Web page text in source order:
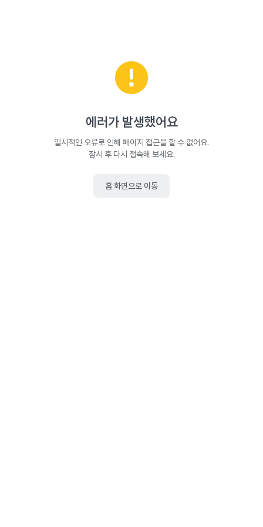
에러가 발생했어요
일시적인 오류로 인해 페이지 접근을 할 수 없어요.
잠시 후 다시 접속해 보세요.
홈 화면으로 이동